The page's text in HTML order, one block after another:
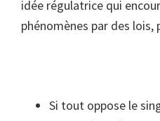
idée régulatrice qui
phénomènes par des lois,
Si tout oppose le